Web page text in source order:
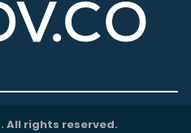
All rights reserved.